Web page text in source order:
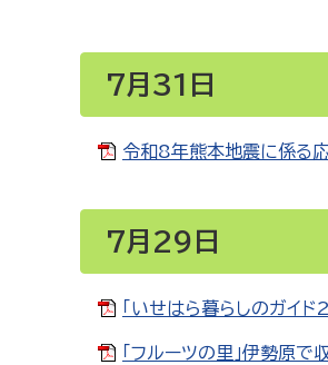
7月31日
令和8年熊本地震に係る
7月29日
「いせはら暮らしのガ
「フルーツの里」伊勢原